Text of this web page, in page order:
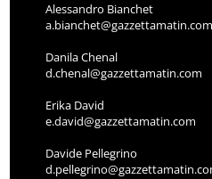
Alessandro Bianchet
a.bianchet@gazzettamatin.com
Danila Chenal
d.chenal@gazzettamatin.com
Erika David
e.david@gazzettamatin.com
Davide Pellegrino